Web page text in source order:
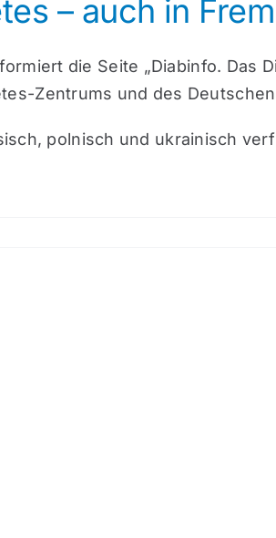
– auch in
die Seite „Diabinfo. Das
Zentrums und des
polnisch und ukrainisch